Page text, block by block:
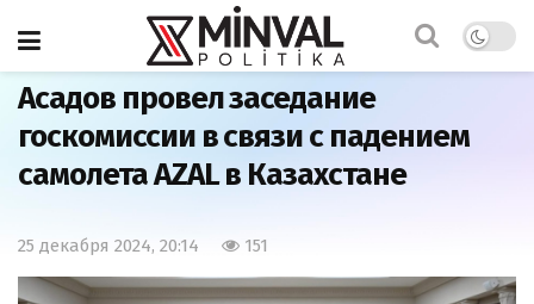
Главная Общество
Асадов провел заседание
госкомиссии в связи с падением
самолета AZAL в Казахстане
25 декабря 2024, 20:14 151